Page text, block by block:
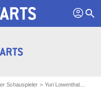
profil search
Schauspieler Yuri Lowenthal